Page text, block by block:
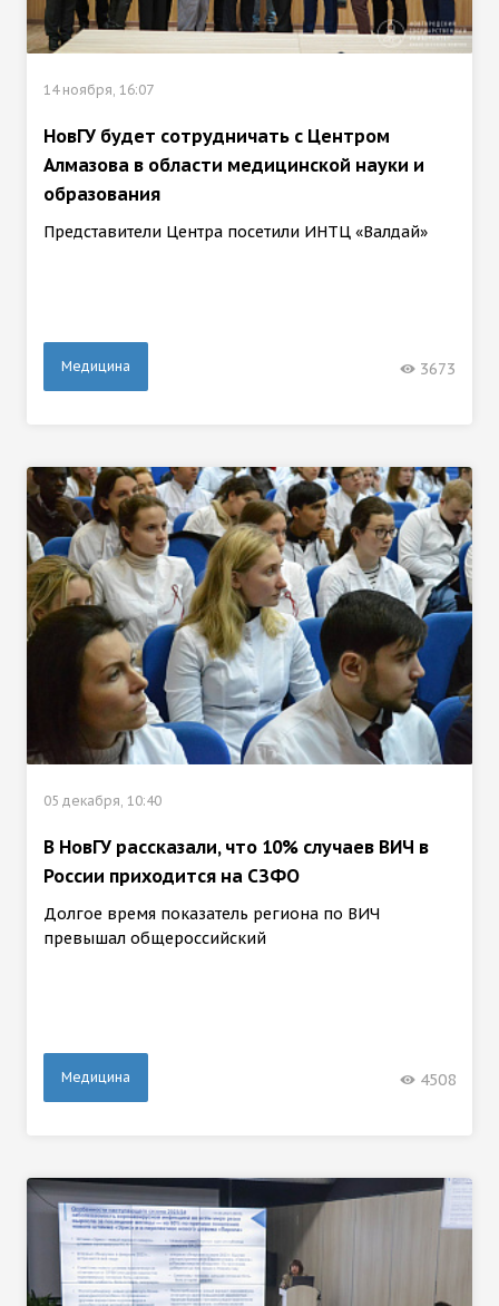
14 ноября, 16:07
НовГУ будет сотрудничать с Центром
Алмазова в области медицинской науки и
образования
Представители Центра посетили ИНТЦ «Валдай»
Медицина 3673
05 декабря, 10:40
В НовГУ рассказали, что 10% случаев ВИЧ в
России приходится на СЗФО
Долгое время показатель региона по ВИЧ
превышал общероссийский
Медицина 4508